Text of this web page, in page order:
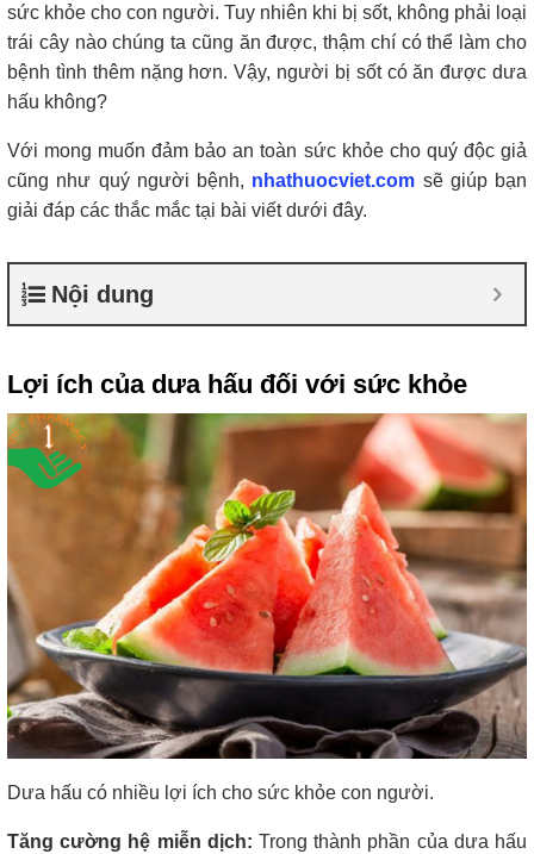
sức khỏe cho con người. Tuy nhiên khi bị sốt, không phải loại
trái cây nào chúng ta cũng ăn được, thậm chí có thể làm cho
bệnh tình thêm nặng hơn. Vậy, người bị sốt có ăn được dưa
hấu không?
Với mong muốn đảm bảo an toàn sức khỏe cho quý độc giả
cũng như quý người bệnh, nhathuocviet.com sẽ giúp bạn
giải đáp các thắc mắc tại bài viết dưới đây.
Nội dung
Lợi ích của dưa hấu đối với sức khỏe
Dưa hấu có nhiều lợi ích cho sức khỏe con người.
Tăng cường hệ miễn dịch: Trong thành phần của dưa hấu